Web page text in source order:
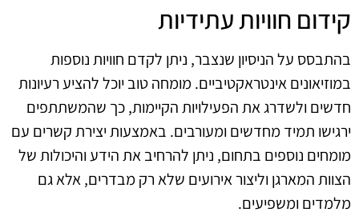
קידום חוויות עתידיות
בהתבסס על הניסיון שנצבר, ניתן לקדם חוויות נוספות
במוזיאונים אינטראקטיביים. מומחה טוב יוכל להציע רעיונות
חדשים ולשדרג את הפעילויות הקיימות, כך שהמשתתפים
ירגישו תמיד מחדשים ומעורבים. באמצעות יצירת קשרים עם
מומחים נוספים בתחום, ניתן להרחיב את הידע והיכולות של
הצוות המארגן וליצור אירועים שלא רק מבדרים, אלא גם
מלמדים ומשפיעים.